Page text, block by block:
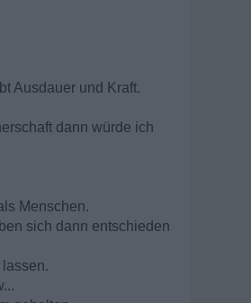
Ausdauer und Kraft.
dann würde ich
Menschen.
sich dann entschieden